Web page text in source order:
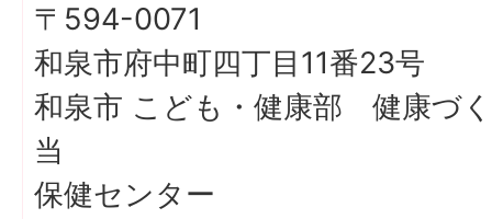
〒594-0071
和泉市府中町四丁目11番23号
和泉市 こども・健康部 健康づ
当
保健センター